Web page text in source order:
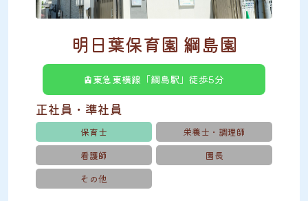
明日葉保育園 綱島園
🚊東急東横線「綱島駅」徒歩5分
正社員・準社員
保育士
栄養士・調理師
看護師
園長
その他